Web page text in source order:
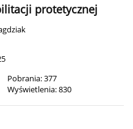
protetycznej
Pobrania: 377
Wyświetlenia: 830